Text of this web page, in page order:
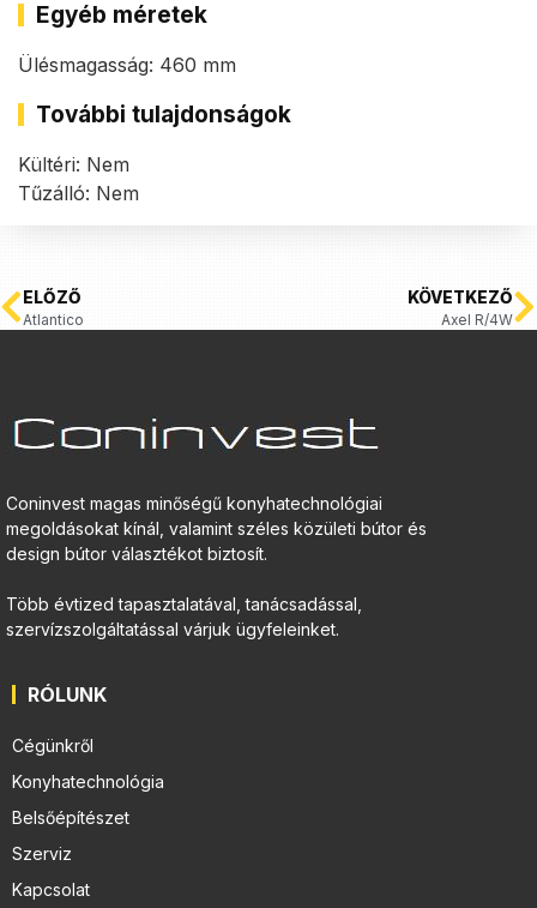
Egyéb méretek
Ülésmagasság: 460 mm
További tulajdonságok
Kültéri: Nem
Tűzálló: Nem
ELŐZŐ
Atlantico
KÖVETKEZŐ
Axel R/4W
Coninvest magas minőségű konyhatechnológiai
megoldásokat kínál, valamint széles közületi bútor és
design bútor választékot biztosít.
Több évtized tapasztalatával, tanácsadással,
szervízszolgáltatással várjuk ügyfeleinket.
RÓLUNK
Cégünkről
Konyhatechnológia
Belsőépítészet
Szerviz
Kapcsolat